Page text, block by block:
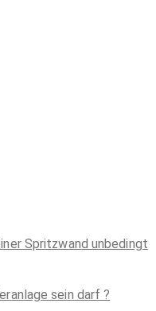
Spritzwand unbedingt
sein darf ?